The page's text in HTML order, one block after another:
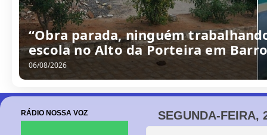
“Obra parada, ninguém
escola no Alto da Porteira em
06/08/2026
SEGUNDA-FEIRA,
RÁDIO NOSSA VOZ